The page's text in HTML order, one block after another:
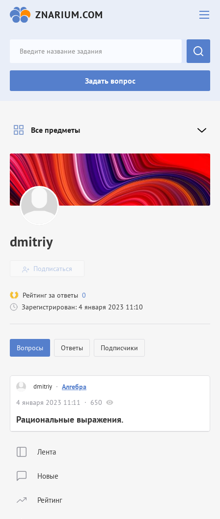
ZNARIUM.COM
Задать вопрос
Лента
Новые
Рейтинг
dmitriy
Подписаться
Рейтинг за ответы 0
Зарегистрирован: 4 января 2023 11:10
Вопросы Ответы Подписчики
dmitriy · Алгебра
4 января 2023 11:11
650
Рациональные выражения.
Все предметы